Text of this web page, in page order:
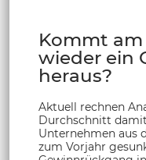
Kommt
wieder ein
heraus?
Aktuell rechnen
Durchschnitt
Unternehmen aus
zum Vorjahr